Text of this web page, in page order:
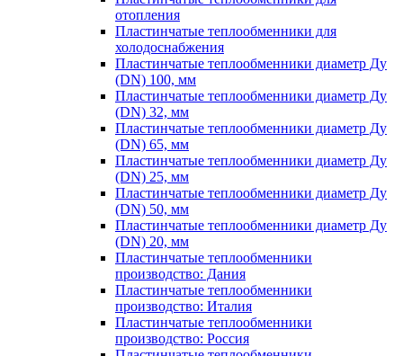
отопления
Пластинчатые теплообменники для
холодоснабжения
Пластинчатые теплообменники диаметр Ду
(DN) 100, мм
Пластинчатые теплообменники диаметр Ду
(DN) 32, мм
Пластинчатые теплообменники диаметр Ду
(DN) 65, мм
Пластинчатые теплообменники диаметр Ду
(DN) 25, мм
Пластинчатые теплообменники диаметр Ду
(DN) 50, мм
Пластинчатые теплообменники диаметр Ду
(DN) 20, мм
Пластинчатые теплообменники
производство: Дания
Пластинчатые теплообменники
производство: Италия
Пластинчатые теплообменники
производство: Россия